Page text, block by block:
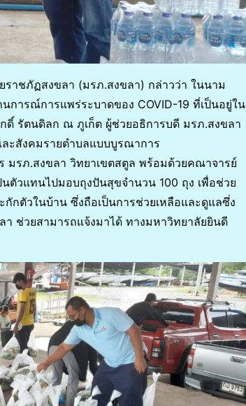
าชภัฏสงขลา (มรภ.สงขลา) กล่าวว่า ในนาม
การณ์การแพร่ระบาดของ COVID-19 ที่เป็นอยู่ใน
ดิ์ รัตนดิลก ณ ภูเก็ต ผู้ช่วยอธิการบดี มรภ.สงขลา
ละสังคมรายตำบลแบบบูรณาการ
มรภ.สงขลา วิทยาเขตสตูล พร้อมด้วยคณาจารย์
ตัวแทนไปมอบถุงปันสุขจำนวน 100 ถุง เพื่อช่วย
กตัวในบ้าน ซึ่งถือเป็นการช่วยเหลือและดูแลซึ่ง
ช่วยสามารถแจ้งมาได้ ทางมหาวิทยาลัยยินดี